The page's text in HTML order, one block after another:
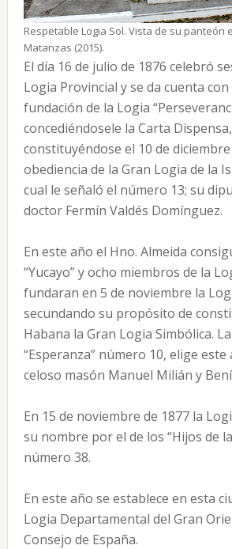
Respetable Logia Sol. Vista de su panteón
Matanzas (2015).
El día 16 de julio de 1876 celebró
Logia Provincial y se da cuenta
fundación de la Logia
concediéndosele la Carta
constituyéndose el 10 de
obediencia de la Gran Logia de la
cual le señaló el número 13; su
doctor Fermín Valdés Domínguez.
En este año el Hno. Almeida
“Yucayo” y ocho miembros de la
fundaran en 5 de noviembre la
secundando su propósito de
Habana la Gran Logia Simbólica.
“Esperanza” número 10, elige este
celoso masón Manuel Milián y
En 15 de noviembre de 1877 la
su nombre por el de los “Hijos de
número 38.
En este año se establece en esta
Logia Departamental del Gran
Consejo de España.